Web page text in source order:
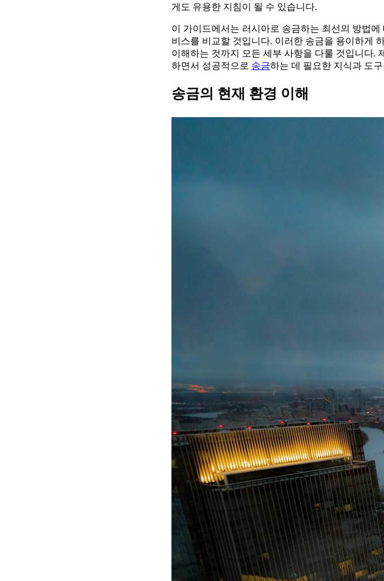
게도 유용한 지침이 될 수 있습니다.
이 가이드에서는 러시아로 송금하는 최선의 방법
비스를 비교할 것입니다. 이러한 송금을 용이하게
이해하는 것까지 모든 세부 사항을 다룰 것입니다.
하면서 성공적으로 송금하는 데 필요한 지식과 도
송금의 현재 환경 이해